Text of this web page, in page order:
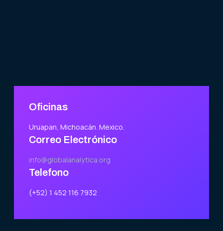
Oficinas
Uruapan, Michoacán. Mexico.
Correo Electrónico
info@globalanalytica.org
Telefono
(+52) 1 452 116 7932